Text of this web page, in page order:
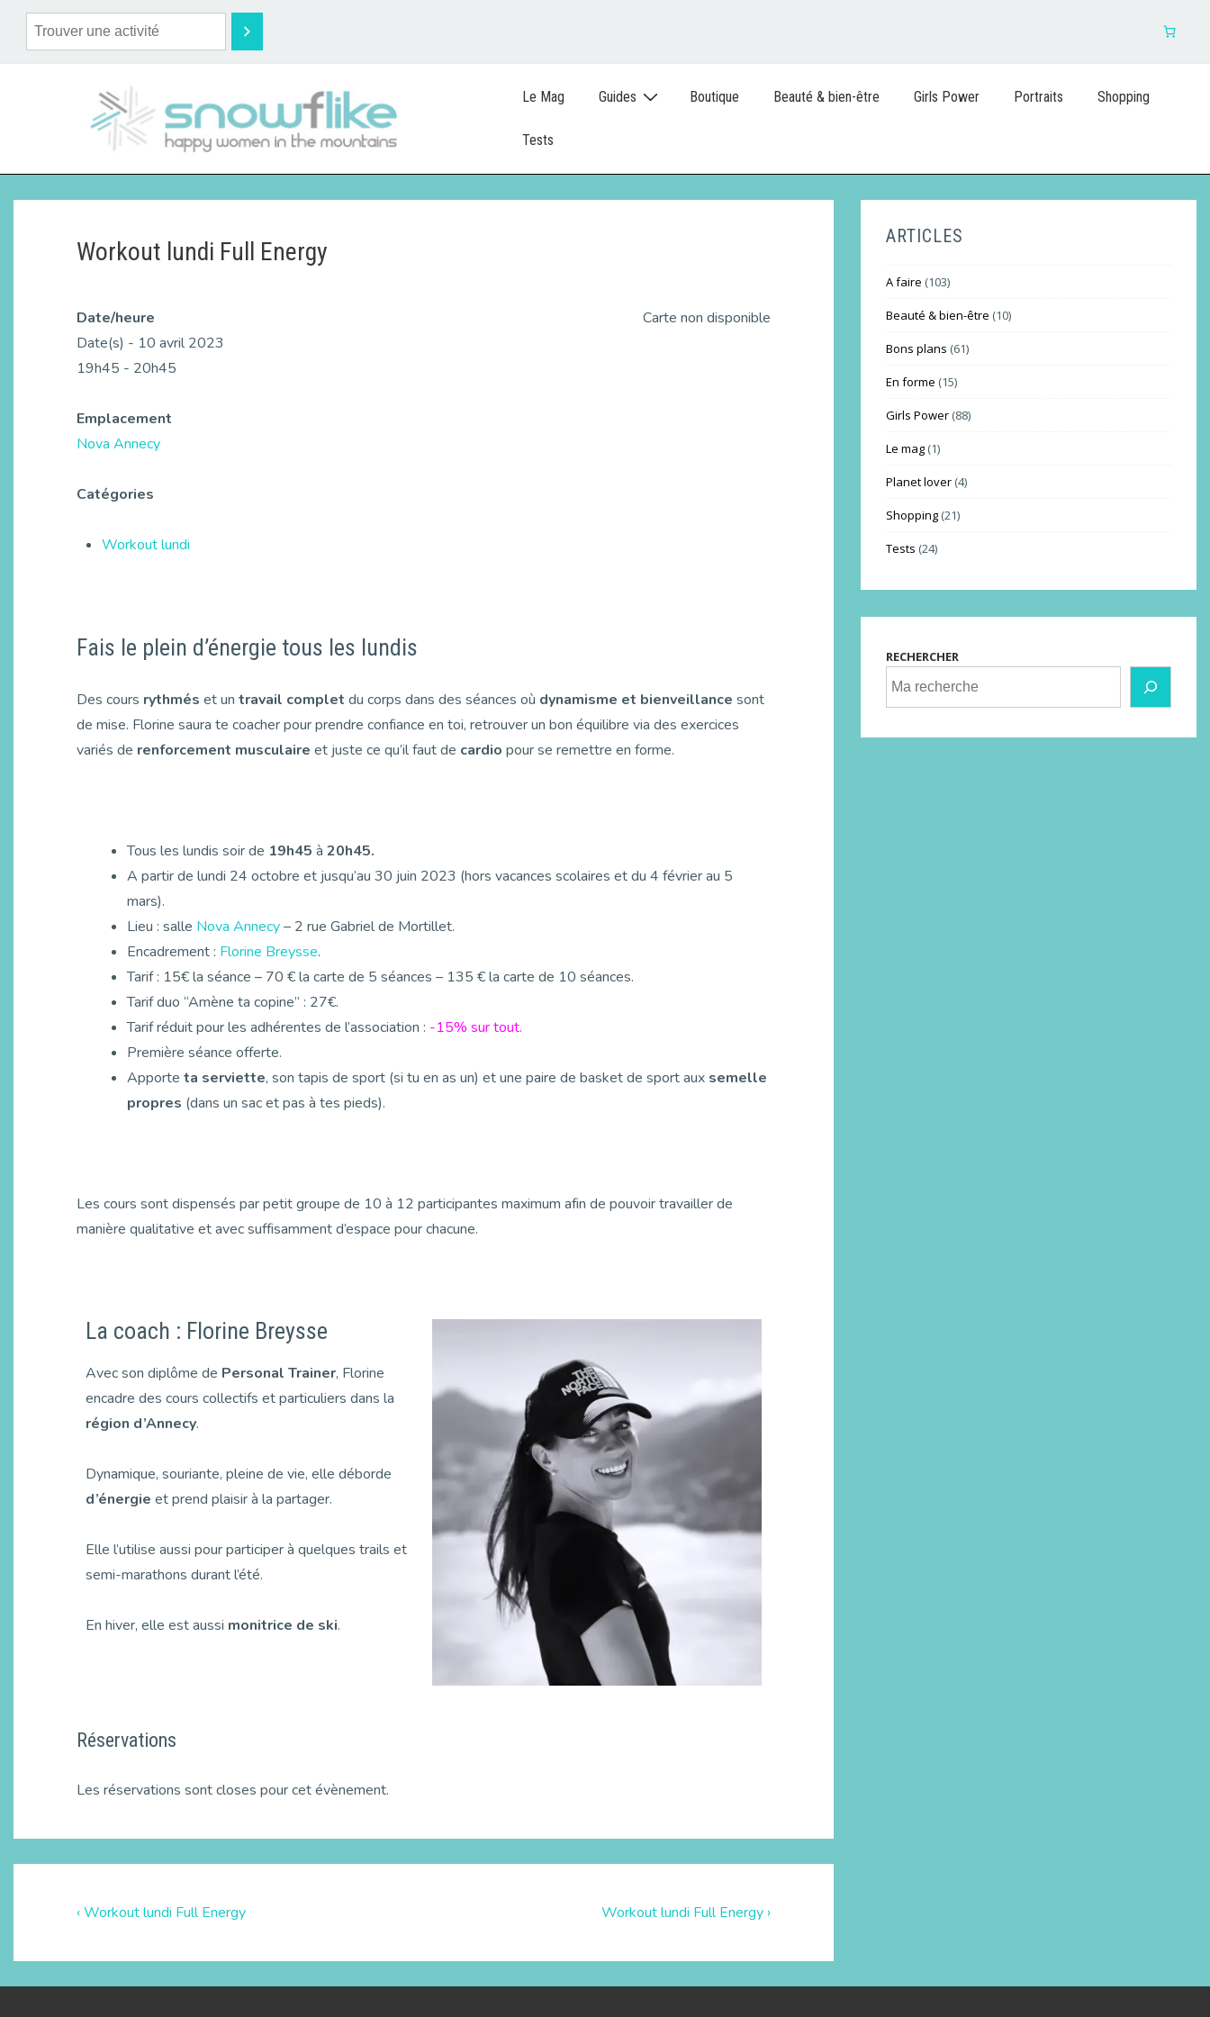
Le Mag Guides Boutique Beauté & bien-être Girls Power Portraits Shopping
Tests
Workout lundi Full Energy
Carte non disponible
Date/heure
Date(s) - 10 avril 2023
19h45 - 20h45
Emplacement
Nova Annecy
Catégories
Workout lundi
Fais le plein d’énergie tous les lundis
Des cours rythmés et un travail complet du corps dans des séances où dynamisme et bienveillance sont
de mise. Florine saura te coacher pour prendre confiance en toi, retrouver un bon équilibre via des exercices
variés de renforcement musculaire et juste ce qu’il faut de cardio pour se remettre en forme.
Tous les lundis soir de 19h45 à 20h45.
A partir de lundi 24 octobre et jusqu’au 30 juin 2023 (hors vacances scolaires et du 4 février au 5
mars).
Lieu : salle Nova Annecy– 2 rue Gabriel de Mortillet.
Encadrement : Florine Breysse.
Tarif : 15€ la séance – 70 € la carte de 5 séances – 135 € la carte de 10 séances.
Tarif duo “Amène ta copine” : 27€.
Tarif réduit pour les adhérentes de l’association : -15% sur tout.
Première séance offerte.
Apporte ta serviette, son tapis de sport (si tu en as un) et une paire de basket de sport aux semelle
propres (dans un sac et pas à tes pieds).
Les cours sont dispensés par petit groupe de 10 à 12 participantes maximum afin de pouvoir travailler de
manière qualitative et avec suffisamment d’espace pour chacune.
La coach : Florine Breysse
Avec son diplôme de Personal Trainer, Florine
encadre des cours collectifs et particuliers dans la
région d’Annecy.
Dynamique, souriante, pleine de vie, elle déborde
d’énergie et prend plaisir à la partager.
Elle l’utilise aussi pour participer à quelques trails et
semi-marathons durant l’été.
En hiver, elle est aussi monitrice de ski.
Réservations
Les réservations sont closes pour cet évènement.
‹ Workout lundi Full Energy Workout lundi Full Energy ›
ARTICLES
A faire (103)
Beauté & bien-être (10)
Bons plans (61)
En forme (15)
Girls Power(88)
Le mag(1)
Planet lover(4)
Shopping(21)
Tests (24)
RECHERCHER